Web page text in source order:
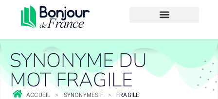
SYNONYME DU
MOT FRAGILE
ACCUEIL > SYNONYMES F > FRAGILE